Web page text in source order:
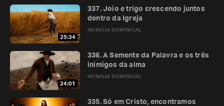
25:34
HOMILIA DOMINICAL
337. Joio e trigo crescendo juntos
dentro da Igreja
24:01
HOMILIA DOMINICAL
336. A Semente da Palavra e os três
inimigos da alma
335. Só em Cristo, encontramos